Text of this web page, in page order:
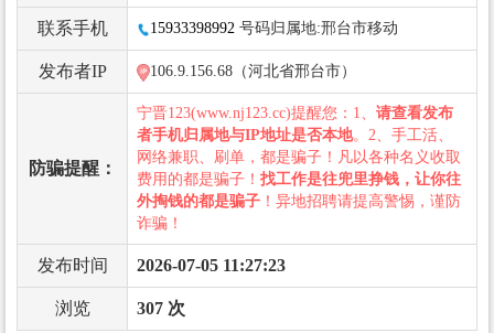
联系手机 15933398992 号码归属地:邢台市移动
发布者IP 106.9.156.68（河北省邢台市）
防骗提醒：
宁晋123(www.nj123.cc)提醒您：1、 请查看发布
者手机归属地与IP地址是否本地。2、手工活、
网络兼职、刷单，都是骗子！凡以各种名义收取
费用的都是骗子！ 找工作是往兜里挣钱，让你往
外掏钱的都是骗子 ！异地招聘请提高警惕，谨防
诈骗！
发布时间 2026-07-05 11:27:23
浏览 307 次